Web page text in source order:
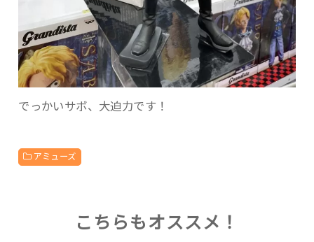
でっかいサボ、大迫力です！
アミューズ
こちらもオススメ！